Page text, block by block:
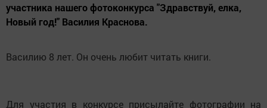
участника нашего фотоконкурса "Здравствуй, елка,
Новый год!" Василия Краснова.
Василию 8 лет. Он очень любит читать книги.
Для участия в конкурсе присылайте фотографии на